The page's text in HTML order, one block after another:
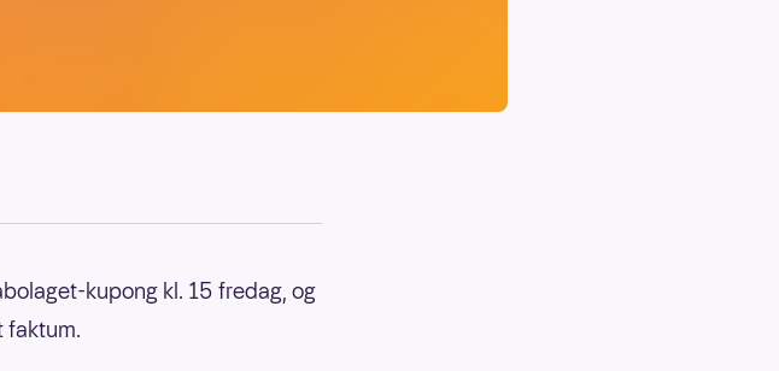
kupong kl. 15 fredag, og
faktum.